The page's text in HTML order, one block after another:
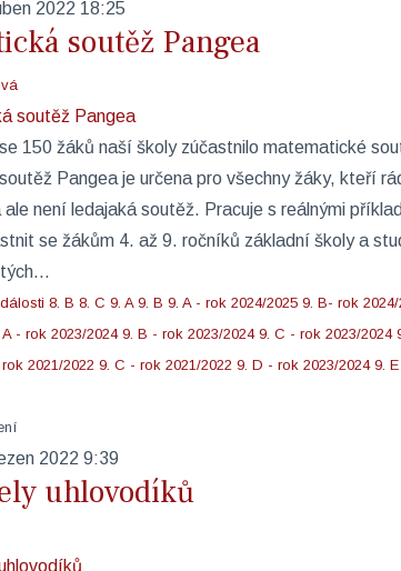
2022 18:25
soutěž Pangea
150 žáků naší školy zúčastnilo matematické
Pangea je určena pro všechny žáky, kteří
ale není ledajaká soutěž. Pracuje s reálnými
se žákům 4. až 9. ročníků základní školy a
8. B 8. C 9. A 9. B 9. A - rok 2024/2025 9. B- rok 2024/
A - rok 2023/2024 9. B - rok 2023/2024 9. C - rok 2023/2024
2021/2022 9. C - rok 2021/2022 9. D - rok 2023/2024 9.
2022 9:39
uhlovodíků